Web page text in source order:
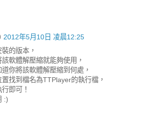
2012年5月10日 凌晨12:25
的版本，
軟體解壓縮就能夠使用，
你將該軟體解壓縮到何處，
找到檔名為TTPlayer的執行檔，
即可！
:)